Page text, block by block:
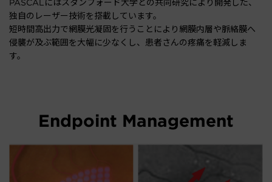
独自のレーザー技術を搭載しています。
短時間高出力で網膜光凝固を行うことにより網膜内層や脈絡膜へ
侵襲が及ぶ範囲を大幅に少なくし、患者さんの疼痛を軽減しま
す。
Endpoint Management